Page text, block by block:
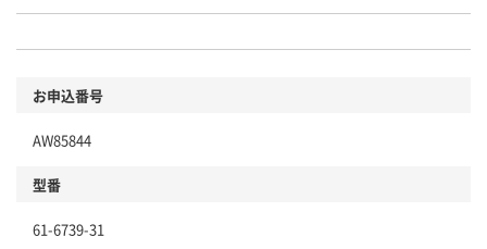
お申込番号
AW85844
型番
61-6739-31